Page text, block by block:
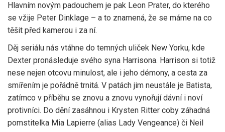
Hlavním novým padouchem je pak Leon Prater, do kterého
se vžije Peter Dinklage – a to znamená, že se máme na co
těšit před kamerou i za ní.
Děj seriálu nás vtáhne do temných uliček New Yorku, kde
Dexter pronásleduje svého syna Harrisona. Harrison si totiž
nese nejen otcovu minulost, ale i jeho démony, a cesta za
smířením je pořádně trnitá. V patách jim neustále je Batista,
zatímco v příběhu se znovu a znovu vynořují dávní i noví
protivníci. Do dění zasáhnou i Krysten Ritter coby záhadná
pomstitelka Mia Lapierre (alias Lady Vengeance) či Neil